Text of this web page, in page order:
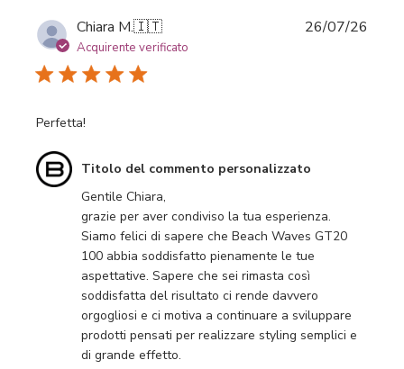
Chiara M.🇮🇹
Acquirente verificato
Perfetta!
Commenti
del
proprietario
negozio
recensione
commento
Titolo del commento personalizzato
Gentile Chiara,
grazie per aver condiviso la tua esperienza.
Siamo felici di sapere che Beach Waves GT20
100 abbia soddisfatto pienamente le tue
aspettative. Sapere che sei rimasta così
soddisfatta del risultato ci rende davvero
orgogliosi e ci motiva a continuare a sviluppare
prodotti pensati per realizzare styling semplici e
di grande effetto.
26/07/26